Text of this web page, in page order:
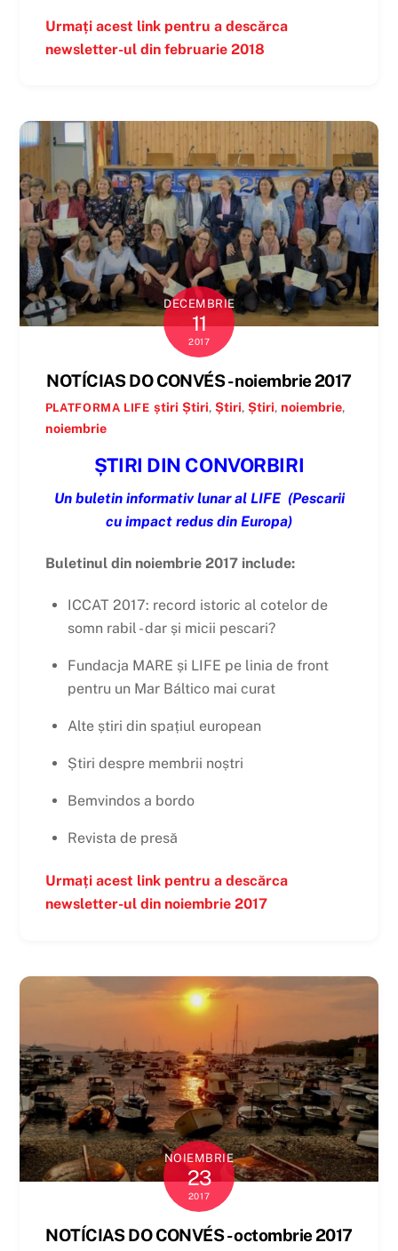
Urmați acest link pentru a descărca
newsletter-ul din februarie 2018
DECEMBRIE
11
2017
NOTÍCIAS DO CONVÉS - noiembrie 2017
PLATFORMA LIFE știri Știri, Știri, Știri, noiembrie,
noiembrie
ȘTIRI DIN CONVORBIRI
Un buletin informativ lunar al LIFE (Pescarii
cu impact redus din Europa)
Buletinul din noiembrie 2017 include:
ICCAT 2017: record istoric al cotelor de
somn rabil - dar și micii pescari?
Fundacja MARE și LIFE pe linia de front
pentru un Mar Báltico mai curat
Alte știri din spațiul european
Știri despre membrii noștri
Bemvindos a bordo
Revista de presă
Urmați acest link pentru a descărca
newsletter-ul din noiembrie 2017
NOIEMBRIE
23
2017
NOTÍCIAS DO CONVÉS - octombrie 2017